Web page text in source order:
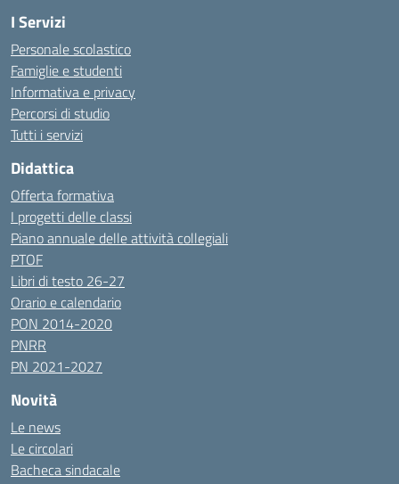
I Servizi
Personale scolastico
Famiglie e studenti
Informativa e privacy
Percorsi di studio
Tutti i servizi
Didattica
Offerta formativa
I progetti delle classi
Piano annuale delle attività collegiali
PTOF
Libri di testo 26-27
Orario e calendario
PON 2014-2020
PNRR
PN 2021-2027
Novità
Le news
Le circolari
Bacheca sindacale